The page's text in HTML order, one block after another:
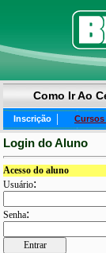
Como Ir Ao
Inscrição |
Login do Aluno
Acesso do aluno
Usuário:
Senha: